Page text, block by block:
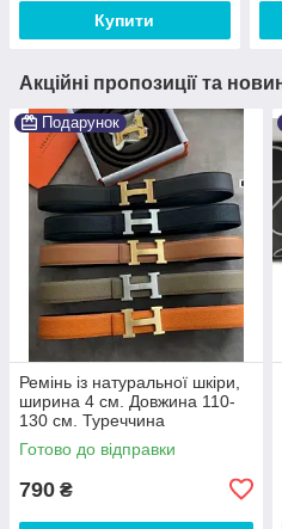
Купити
Акційні пропозиції та
Подарунок
Ремінь із натуральної шкіри,
ширина 4 см. Довжина 110-
130 см. Туреччина
Готово до відправки
790 ₴